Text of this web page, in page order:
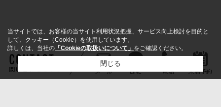
問い合わせをする メール LINE 電話 来店予約
当サイトでは、お客様の当サイト利用状況把握、サービス向上検討を目的と
して、クッキー（Cookie）を使用しています。
詳しくは、当社の 「Cookieの取扱いについて」 をご確認ください。
閉じる